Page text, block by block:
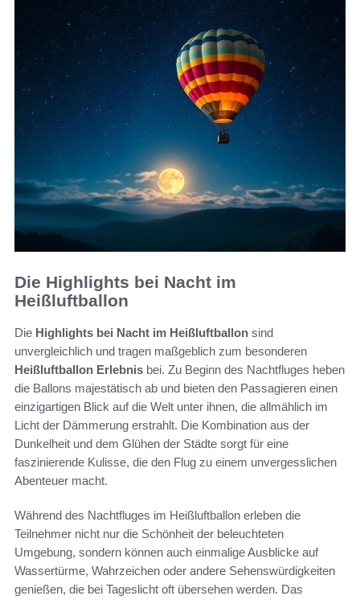
Die Highlights bei Nacht im
Heißluftballon
Die Highlights bei Nacht im Heißluftballon sind
unvergleichlich und tragen maßgeblich zum besonderen
Heißluftballon Erlebnis bei. Zu Beginn des Nachtfluges heben
die Ballons majestätisch ab und bieten den Passagieren einen
einzigartigen Blick auf die Welt unter ihnen, die allmählich im
Licht der Dämmerung erstrahlt. Die Kombination aus der
Dunkelheit und dem Glühen der Städte sorgt für eine
faszinierende Kulisse, die den Flug zu einem unvergesslichen
Abenteuer macht.
Während des Nachtfluges im Heißluftballon erleben die
Teilnehmer nicht nur die Schönheit der beleuchteten
Umgebung, sondern können auch einmalige Ausblicke auf
Wassertürme, Wahrzeichen oder andere Sehenswürdigkeiten
genießen, die bei Tageslicht oft übersehen werden. Das